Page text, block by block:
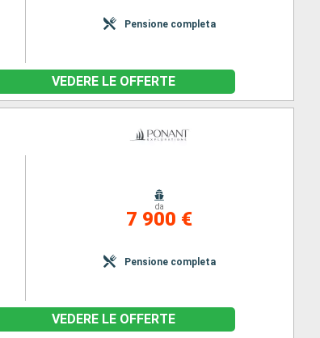
Pensione completa
VEDERE LE OFFERTE
da
7 900 €
Pensione completa
VEDERE LE OFFERTE